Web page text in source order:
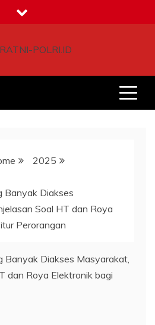
2025
Banyak Diakses
Soal HT dan Roya
Perorangan